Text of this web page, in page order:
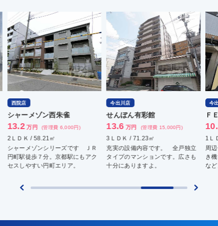
西院店
シャーメゾン西朱雀
13.2 万円 (管理費 6,000円)
2ＬＤＫ / 58.21㎡
シャーメゾンシリーズです ＪＲ
円町駅徒歩７分。京都駅にもアク
セスしやすい円町エリア。
今出川店
せんぼん有彩館
13.6 万円 (管理費 15,000円)
3ＬＤＫ / 71.23㎡
充実の設備内容です。 全戸独立
タイプのマンションです。広さも
十分にありますよ。
今
Ｆ
1Ｌ
周
き
な